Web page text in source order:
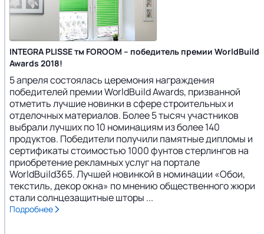
INTEGRA PLISSE тм FOROOM – победитель премии WorldBuild
Awards 2018!
5 апреля состоялась церемония награждения
победителей премии WorldBuild Awards, призванной
отметить лучшие новинки в сфере строительных и
отделочных материалов. Более 5 тысяч участников
выбрали лучших по 10 номинациям из более 140
продуктов. Победители получили памятные дипломы и
сертификаты стоимостью 1000 фунтов стерлингов на
приобретение рекламных услуг на портале
WorldBuild365. Лучшей новинкой в номинации «Обои,
текстиль, декор окна» по мнению общественного жюри
стали солнцезащитные шторы ...
Подробнее